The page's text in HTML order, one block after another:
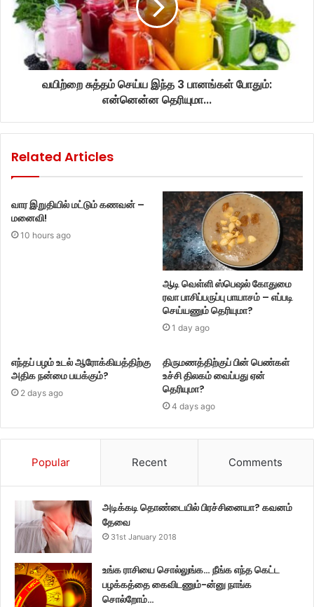
வயிற்றை சுத்தம் செய்ய இந்த 3 பானங்கள் போதும்:
என்னென்ன தெரியுமா...
Related Articles
வார இறுதியில் மட்டும் கணவன் –
மனைவி!
10 hours ago
ஆடி வெள்ளி ஸ்பெஷல் கோதுமை
ரவா பாசிப்பருப்பு பாயாசம் – எப்படி
செய்யணும் தெரியுமா?
1 day ago
எந்தப் பழம் உடல் ஆரோக்கியத்திற்கு
அதிக நன்மை பயக்கும்?
2 days ago
திருமணத்திற்குப் பின் பெண்கள்
உச்சி திலகம் வைப்பது ஏன்
தெரியுமா?
4 days ago
Popular Recent Comments
அடிக்கடி தொண்டையில் பிரச்சினையா? கவனம்
தேவை
31st January 2018
உங்க ராசியை சொல்லுங்க… நீங்க எந்த கெட்ட
பழக்கத்தை கைவிடணும்-ன்னு நாங்க
சொல்றோம்…